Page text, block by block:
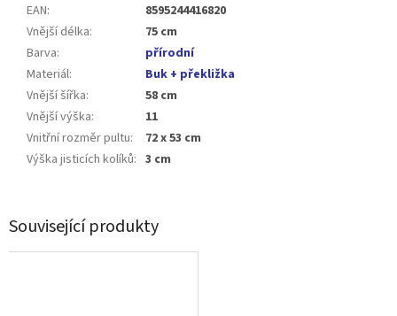
Související produkty
EAN:
8595244416820
Vnější délka:
75 cm
Barva:
přírodní
Materiál:
Buk + překližka
Vnější šířka:
58 cm
Vnější výška:
11
Vnitřní rozměr pultu:
72 x 53 cm
Výška jisticích kolíků: 3 cm